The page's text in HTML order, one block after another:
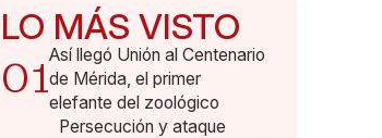
LO MÁS VISTO
01Así llegó Unión al Centenario
de Mérida, el primer
elefante del zoológico
Persecución y ataque